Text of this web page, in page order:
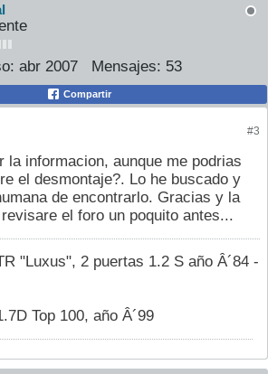
abr 2007 Mensajes: 53
Compartir
#3
la informacion, aunque me podrias
el desmontaje?. Lo he buscado y
de encontrarlo. Gracias y la
el foro un poquito antes...
"Luxus", 2 puertas 1.2 S año Â´84 -
Top 100, año Â´99